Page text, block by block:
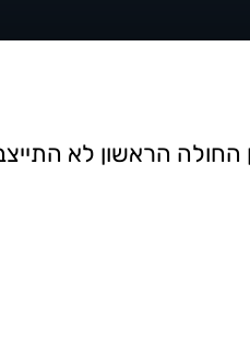
הראשון לא התייצב